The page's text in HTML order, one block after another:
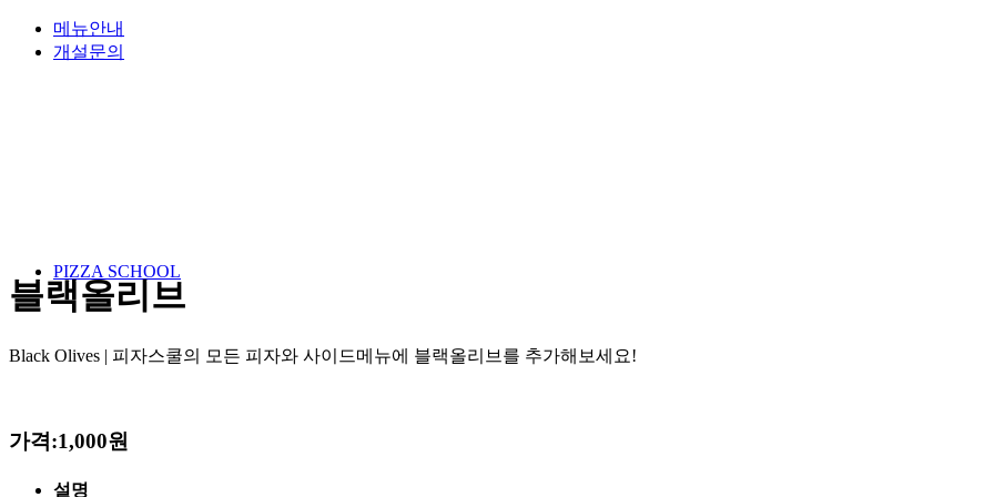
메뉴안내
개설문의
PIZZA SCHOOL
블랙올리브
Black Olives | 피자스쿨의 모든 피자와 사이드메뉴에 블랙올리브를 추가해보세요!
가격:1,000원
설명